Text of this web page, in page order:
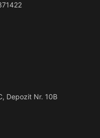
Depozit Nr. 10B